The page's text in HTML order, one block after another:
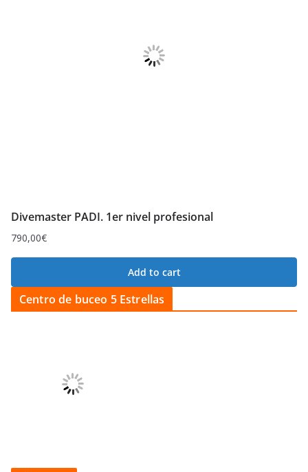
Divemaster PADI. 1er nivel profesional
790,00€
Add to cart
Centro de buceo 5 Estrellas